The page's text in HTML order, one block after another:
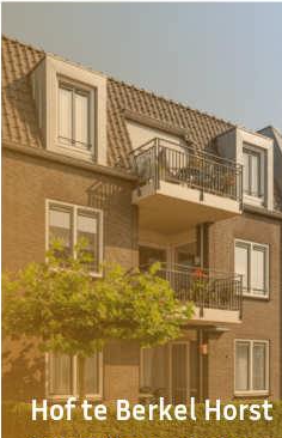
Hof te Berkel Horst